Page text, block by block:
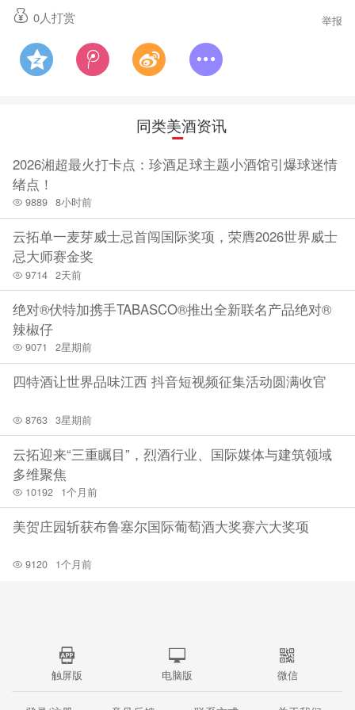
0人打赏 举报
同类美酒资讯
2026湘超最火打卡点：珍酒足球主题小酒馆引爆球迷情
绪点！
9889 8小时前
云拓单一麦芽威士忌首闯国际奖项，荣膺2026世界威士
忌大师赛金奖
9714 2天前
绝对®伏特加携手TABASCO®推出全新联名产品绝对®
辣椒仔
9071 2星期前
四特酒让世界品味江西 抖音短视频征集活动圆满收官
8763 3星期前
云拓迎来“三重瞩目”，烈酒行业、国际媒体与建筑领域
多维聚焦
10192 1个月前
美贺庄园斩获布鲁塞尔国际葡萄酒大奖赛六大奖项
9120 1个月前
触屏版 电脑版 微信